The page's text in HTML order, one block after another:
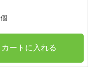
個
カートに入れる